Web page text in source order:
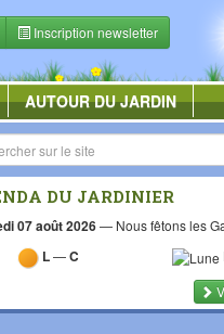
Inscription newsletter
AUTOUR DU JARDIN
DU JARDINIER
07 août 2026— Nous fêtons les
L—C